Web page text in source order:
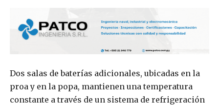
Dos salas de baterías adicionales, ubicadas en la
proa y en la popa, mantienen una temperatura
constante a través de un sistema de refrigeración